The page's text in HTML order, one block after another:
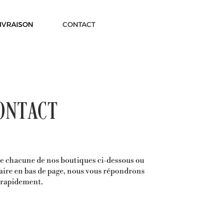
CONTACT
chacune de nos boutiques ci-dessous ou
en bas de page, nous vous répondrons
rapidement.